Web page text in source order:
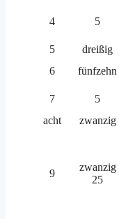
4 5
5
dreißig
6
fünfzehn
7
5
acht
zwanzig
9
zwanzig
25